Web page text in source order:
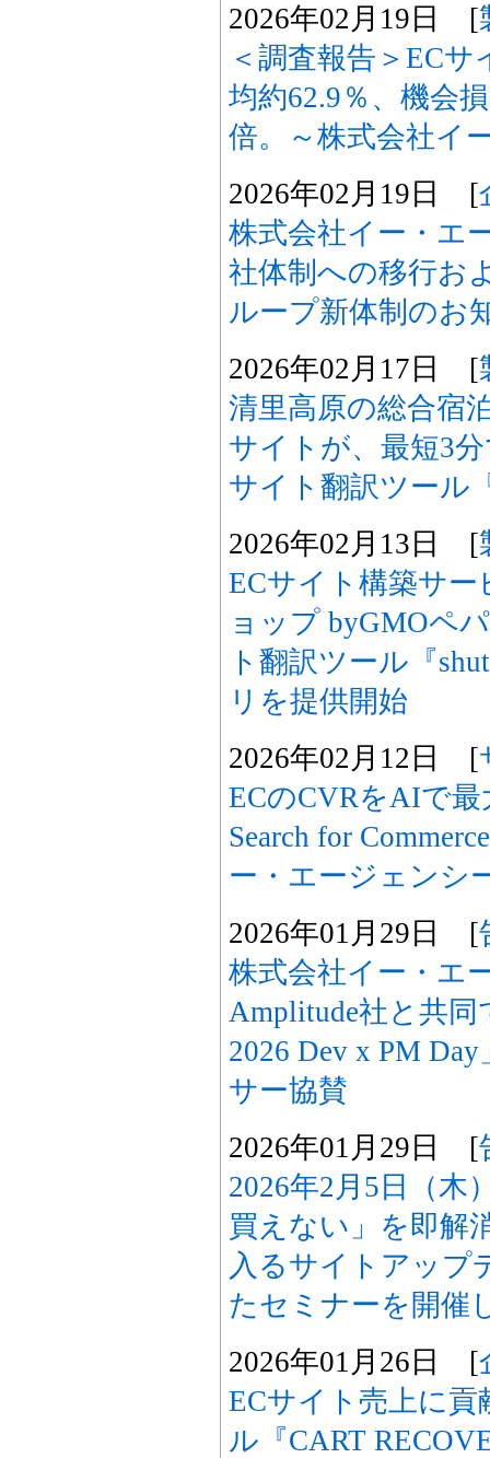
2026年02月19日 [
＜調査報告＞EC
均約62.9％、機会
倍。～株式会社イ
2026年02月19日 [
株式会社イー・エ
社体制への移行お
ループ新体制のお
2026年02月17日 [
清里高原の総合宿
サイトが、最短3
サイト翻訳ツール
2026年02月13日 [
ECサイト構築サ
ョップ byGMOペ
ト翻訳ツール『
リを提供開始
2026年02月12日 [
ECのCVRをAIで最
Search for
ー・エージェンシ
2026年01月29日 [
株式会社イー・エ
Amplitude社と共同
2026 Dev x PM
サー協賛
2026年01月29日 [
2026年2月5日（
買えない」を即解
入るサイトアップ
たセミナーを開催
2026年01月26日 [
ECサイト売上に
ル『CART